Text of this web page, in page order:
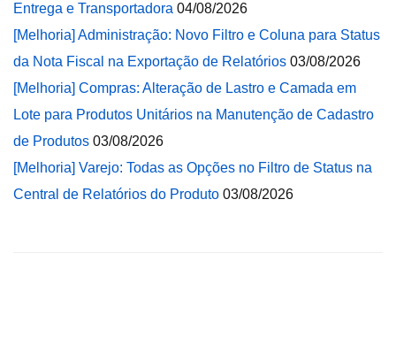
Entrega e Transportadora 04/08/2026
[Melhoria] Administração: Novo Filtro e Coluna para Status
da Nota Fiscal na Exportação de Relatórios 03/08/2026
[Melhoria] Compras: Alteração de Lastro e Camada em
Lote para Produtos Unitários na Manutenção de Cadastro
de Produtos 03/08/2026
[Melhoria] Varejo: Todas as Opções no Filtro de Status na
Central de Relatórios do Produto 03/08/2026